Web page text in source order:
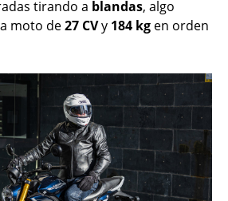
tirando a blandas, algo
moto de27 CVy 184 kg en orden